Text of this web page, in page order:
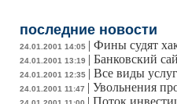
последние новости
24.01.2001 14:05 | Фины судят
24.01.2001 13:19 | Банковский
24.01.2001 12:35 | Все виды
24.01.2001 11:47 | Увольнения